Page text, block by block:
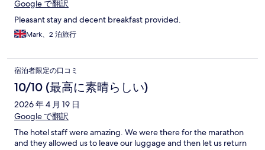
sadly it doesn't really compare.
Google で翻訳
Pleasant stay and decent breakfast provided.
Mark、2 泊旅行
宿泊者限定の口コミ
10/10 (最高に素晴らしい)
2026 年 4 月 19 日
Google で翻訳
The hotel staff were amazing. We were there for the marathon
and they allowed us to leave our luggage and then let us return